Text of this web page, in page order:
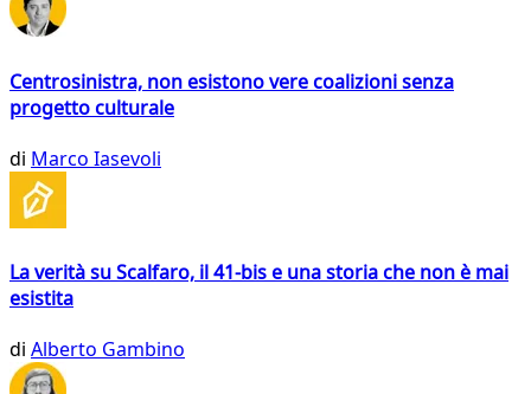
Centrosinistra, non esistono vere coalizioni senza
progetto culturale
di Marco Iasevoli
La verità su Scalfaro, il 41-bis e una storia che non è mai
esistita
di Alberto Gambino